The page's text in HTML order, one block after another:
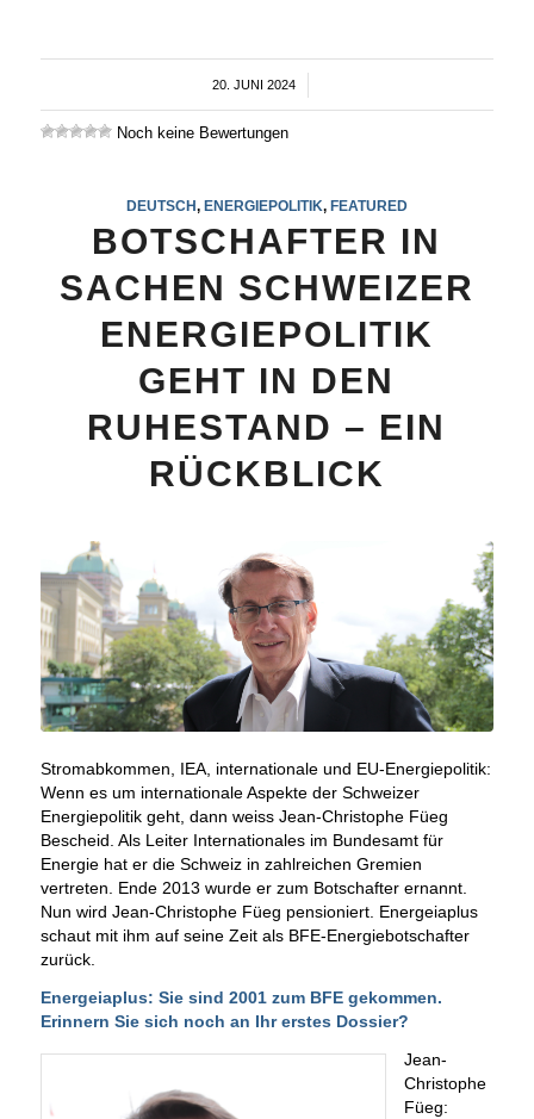
20. JUNI 2024
/
Noch keine Bewertungen
DEUTSCH, ENERGIEPOLITIK, FEATURED
BOTSCHAFTER IN
SACHEN SCHWEIZER
ENERGIEPOLITIK
GEHT IN DEN
RUHESTAND – EIN
RÜCKBLICK
Stromabkommen, IEA, internationale und EU-Energiepolitik:
Wenn es um internationale Aspekte der Schweizer
Energiepolitik geht, dann weiss Jean-Christophe Füeg
Bescheid. Als Leiter Internationales im Bundesamt für
Energie hat er die Schweiz in zahlreichen Gremien
vertreten. Ende 2013 wurde er zum Botschafter ernannt.
Nun wird Jean-Christophe Füeg pensioniert. Energeiaplus
schaut mit ihm auf seine Zeit als BFE-Energiebotschafter
zurück.
Energeiaplus: Sie sind 2001 zum BFE gekommen.
Erinnern Sie sich noch an Ihr erstes Dossier?
Jean-
Christophe
Füeg: